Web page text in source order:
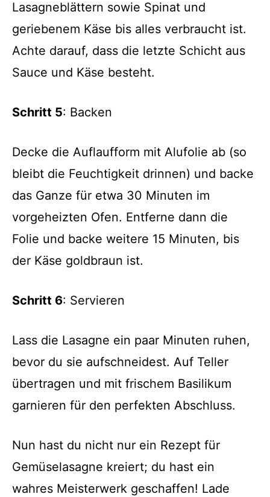
Lasagneblättern sowie Spinat und
geriebenem Käse bis alles verbraucht ist.
Achte darauf, dass die letzte Schicht aus
Sauce und Käse besteht.
Schritt 5: Backen
Decke die Auflaufform mit Alufolie ab (so
bleibt die Feuchtigkeit drinnen) und backe
das Ganze für etwa 30 Minuten im
vorgeheizten Ofen. Entferne dann die
Folie und backe weitere 15 Minuten, bis
der Käse goldbraun ist.
Schritt 6: Servieren
Lass die Lasagne ein paar Minuten ruhen,
bevor du sie aufschneidest. Auf Teller
übertragen und mit frischem Basilikum
garnieren für den perfekten Abschluss.
Nun hast du nicht nur ein Rezept für
Gemüselasagne kreiert; du hast ein
wahres Meisterwerk geschaffen! Lade